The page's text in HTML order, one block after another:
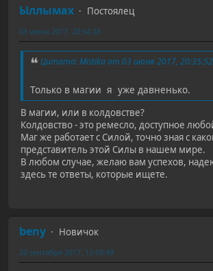
Ыллымах
Постоялец
03 июня 2017, 20:54:28
Цитата: Мistika от 03 июня 2017, 20:35:52
Только в магии я уже давненько.
В магии, или в колдовстве?
Колдовство - это ремесло, доступное
Маг же работает с Силой, точно зная с
представитель этой Силы в нашем мире.
В любом случае, желаю вам успехов,
здесь те ответы, которые ищете.
beny
Новичок
20 сентября 2017, 13:09:49